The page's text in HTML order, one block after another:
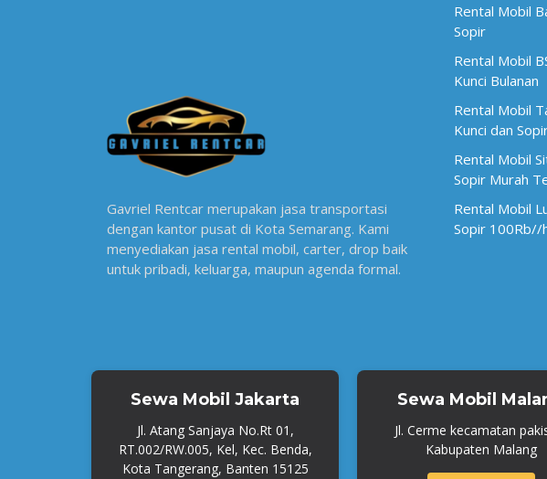
Gavriel Rentcar merupakan jasa transportasi
dengan kantor pusat di Kota Semarang. Kami
menyediakan jasa rental mobil, carter, drop baik
untuk pribadi, keluarga, maupun agenda formal.
Rental Mobil
Sopir
Rental Mobil
Kunci Bulanan
Rental Mobil
Kunci dan
Rental Mobil
Sopir Murah
Rental Mobil
Sopir 100Rb//
Sewa Mobil Jakarta
Jl. Atang Sanjaya No.Rt 01,
RT.002/RW.005, Kel, Kec. Benda,
Kota Tangerang, Banten 15125
Sewa Mobil
Jl. Cerme kecamatan
Kabupaten Malang